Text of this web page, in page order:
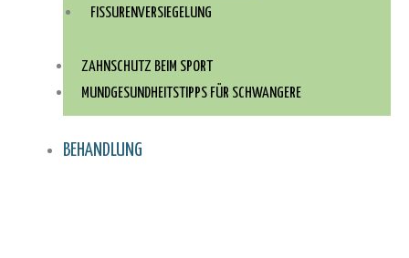
FISSURENVERSIEGELUNG
ZAHNSCHUTZ BEIM SPORT
MUNDGESUNDHEITSTIPPS FÜR SCHWANGERE
BEHANDLUNG